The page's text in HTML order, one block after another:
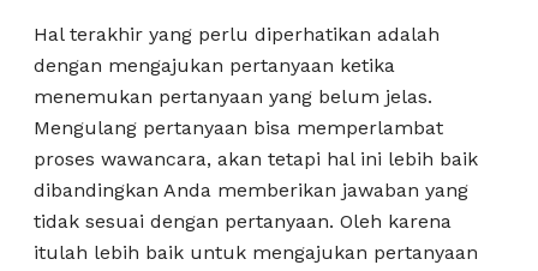
Hal terakhir yang perlu diperhatikan adalah
dengan mengajukan pertanyaan ketika
menemukan pertanyaan yang belum jelas.
Mengulang pertanyaan bisa memperlambat
proses wawancara, akan tetapi hal ini lebih baik
dibandingkan Anda memberikan jawaban yang
tidak sesuai dengan pertanyaan. Oleh karena
itulah lebih baik untuk mengajukan pertanyaan